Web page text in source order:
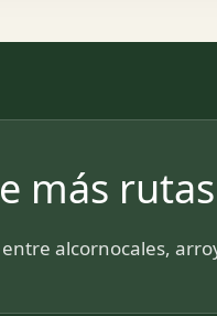
más
alcornocales,